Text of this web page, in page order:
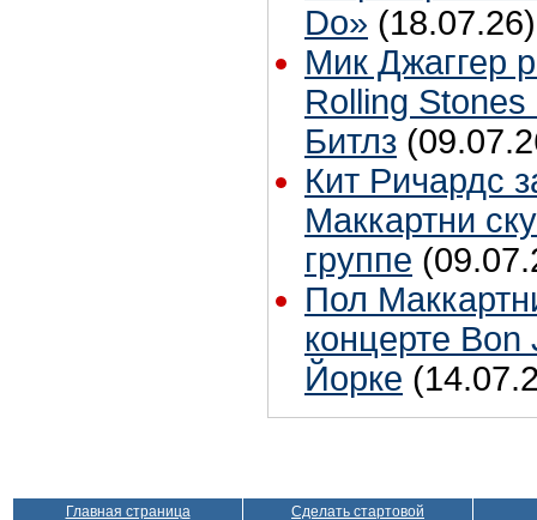
Do» (18.07.26)
Мик Джаггер
Rolling Stones
Битлз
Кит Ричардс
Маккартни
группе
Пол
концерте
Йорке
Главная страница Сделать стартовой